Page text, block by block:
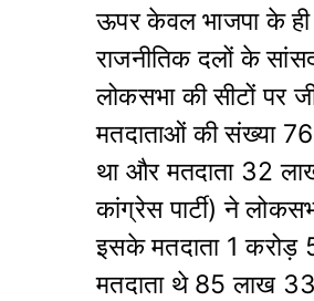
ऊपर केवल भाजपा के
राजनीतिक दलों के
लोकसभा की सीटों पर
मतदाताओं की संख्या
था और मतदाता 32
कांग्रेस पार्टी) ने
इसके मतदाता 1 करोड़
मतदाता थे 85 लाख